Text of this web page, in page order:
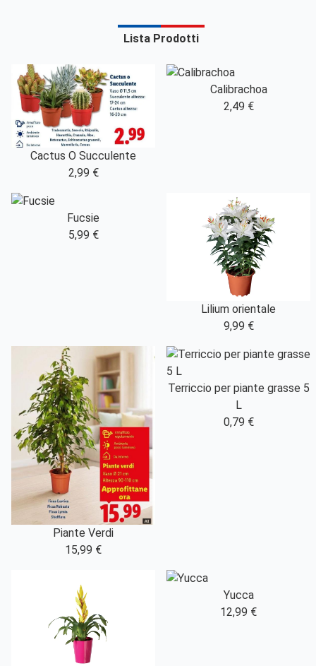
Lista Prodotti
Cactus O Succulente
2,99 €
Calibrachoa
2,49 €
Fucsie
5,99 €
Lilium orientale
9,99 €
Piante Verdi
15,99 €
Terriccio per piante grasse 5
L
0,79 €
Yucca
12,99 €